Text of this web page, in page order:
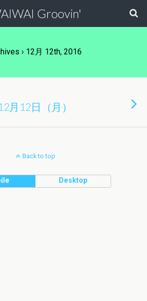
Groovin'
› 12月 12th, 2016
12日（月）
Back to top
Desktop